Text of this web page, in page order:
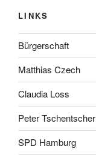
LINKS
Bürgerschaft
Matthias Czech
Claudia Loss
Peter Tschentscher
SPD Hamburg